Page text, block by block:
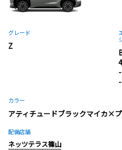
グレード
Z
-
-
カラー
アティチュードブラックマイカ×
配備店舗
ネッツテラス篠山